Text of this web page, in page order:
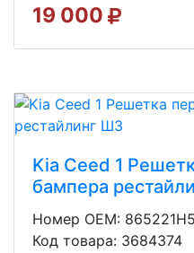
19 000
Kia Ceed 1
бампера
Номер OEM:
Код товара: 3684374